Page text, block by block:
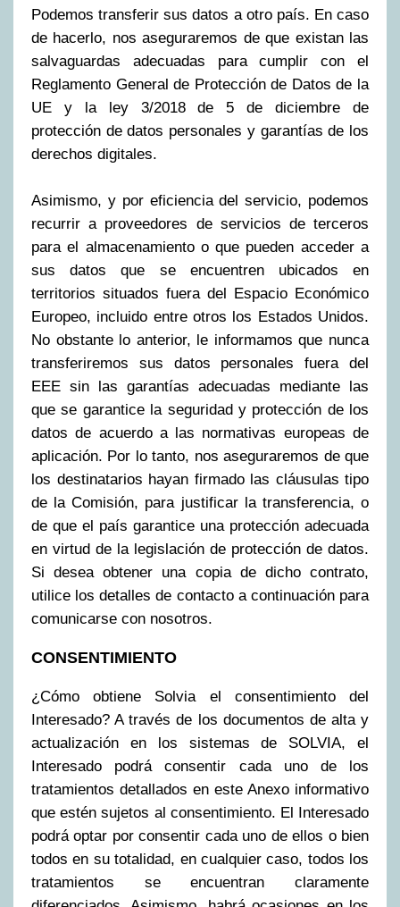
Podemos transferir sus datos a otro país. En caso
de hacerlo, nos aseguraremos de que existan las
salvaguardas adecuadas para cumplir con el
Reglamento General de Protección de Datos de la
UE y la ley 3/2018 de 5 de diciembre de
protección de datos personales y garantías de los
derechos digitales.
Asimismo, y por eficiencia del servicio, podemos
recurrir a proveedores de servicios de terceros
para el almacenamiento o que pueden acceder a
sus datos que se encuentren ubicados en
territorios situados fuera del Espacio Económico
Europeo, incluido entre otros los Estados Unidos.
No obstante lo anterior, le informamos que nunca
transferiremos sus datos personales fuera del
EEE sin las garantías adecuadas mediante las
que se garantice la seguridad y protección de los
datos de acuerdo a las normativas europeas de
aplicación. Por lo tanto, nos aseguraremos de que
los destinatarios hayan firmado las cláusulas tipo
de la Comisión, para justificar la transferencia, o
de que el país garantice una protección adecuada
en virtud de la legislación de protección de datos.
Si desea obtener una copia de dicho contrato,
utilice los detalles de contacto a continuación para
comunicarse con nosotros.
CONSENTIMIENTO
¿Cómo obtiene Solvia el consentimiento del
Interesado? A través de los documentos de alta y
actualización en los sistemas de SOLVIA, el
Interesado podrá consentir cada uno de los
tratamientos detallados en este Anexo informativo
que estén sujetos al consentimiento. El Interesado
podrá optar por consentir cada uno de ellos o bien
todos en su totalidad, en cualquier caso, todos los
tratamientos se encuentran claramente